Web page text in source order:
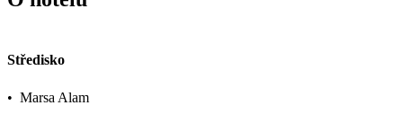
Středisko
• Marsa Alam